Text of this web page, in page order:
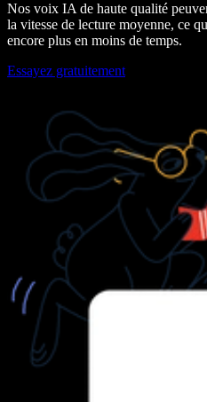
Nos voix IA de haute qualité
la vitesse de lecture moyenne, ce
encore plus en moins de temps.
Essayez gratuitement